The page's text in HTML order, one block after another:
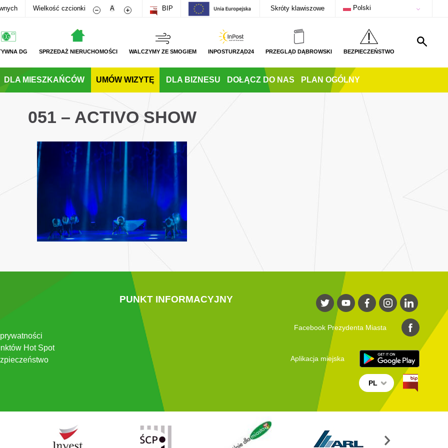
Wielkość czcionki Zmniejsz rozmiar czcionki
A Zwiększ rozmiar czcionki
BIP Skróty klawiszowe Polski
DG SPRZEDAŻ NIERUCHOMOŚCI WALCZYMY ZE SMOGIEM INPOSTURZĄD24 PRZEGLĄD DĄBROWSKI BEZPIECZEŃSTWO
DLA MIESZKAŃCÓW UMÓW WIZYTĘ DLA BIZNESU DOŁĄCZ DO NAS PLAN OGÓLNY
051 – ACTIVO SHOW
Hot Spot
PUNKT INFORMACYJNY
Facebook Prezydenta Miasta
Aplikacja miejska
PL